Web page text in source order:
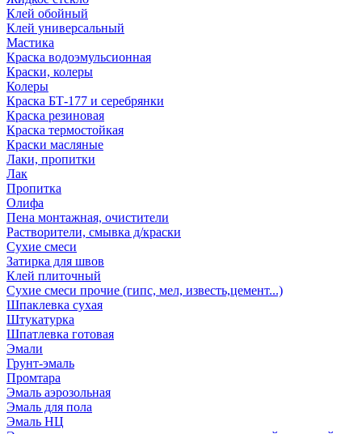
Клей обойный
Клей универсальный
Мастика
Краска водоэмульсионная
Краски, колеры
Колеры
Краска БТ-177 и серебрянки
Краска резиновая
Краска термостойкая
Краски масляные
Лаки, пропитки
Лак
Пропитка
Олифа
Пена монтажная, очистители
Растворители, смывка д/краски
Сухие смеси
Затирка для швов
Клей плиточный
Сухие смеси прочие (гипс, мел, известь,цемент...)
Шпаклевка сухая
Штукатурка
Шпатлевка готовая
Эмали
Грунт-эмаль
Промтара
Эмаль аэрозольная
Эмаль для пола
Эмаль НЦ